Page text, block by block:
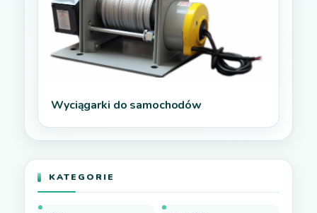
Wyciągarki do samochodów
KATEGORIE